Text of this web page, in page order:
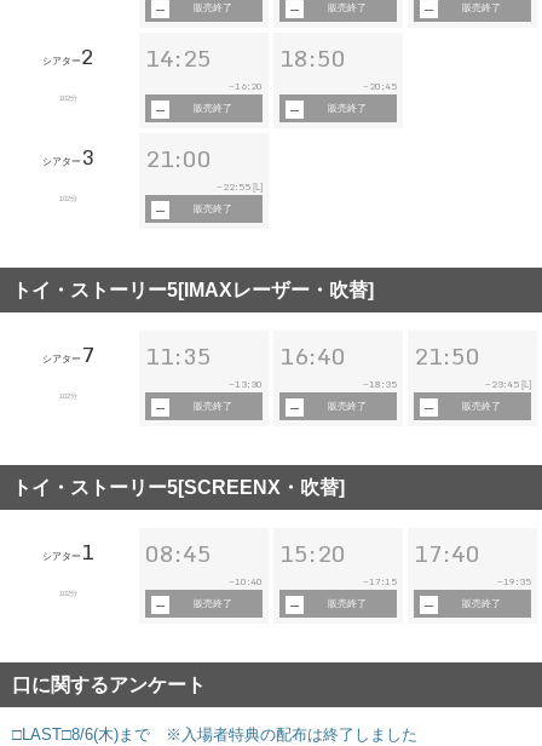
販売終了 販売終了
販売終了
シアター2
102分
14:25
~16:20
販売終了
18:50
~ 20:45
販売終了
シアター 3
102分
21:00
~ 22:55 [L]
販売終了
トイ・ストーリー5[IMAXレーザー・吹替]
シアター 7
102分
11:35
~13:30
販売終了
16:40
~18:35
販売終了
21:50
~ 23:45 [L]
販売終了
トイ・ストーリー5[SCREENX・吹替]
シアター 1
102分
08:45
~ 10:40
販売終了
15:20
~ 17:15
販売終了
17:40
~ 19:35
販売終了
口に関するアンケート
□LAST□8/6(木)まで ※入場者特典の配布は終了しました